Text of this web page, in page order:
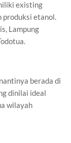
existing
produksi etanol.
Lampung
berada di
dinilai ideal
wilayah